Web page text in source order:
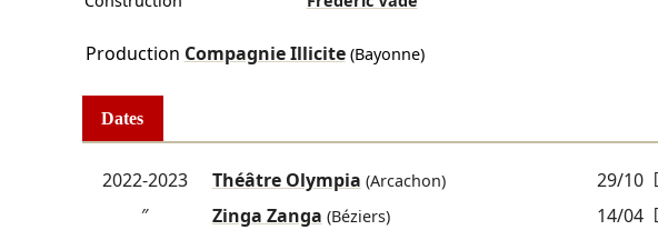
Production Compagnie Illicite(Bayonne)
Dates
2022-2023 Théâtre Olympia (Arcachon) 29/10
″ Zinga Zanga (Béziers) 14/04